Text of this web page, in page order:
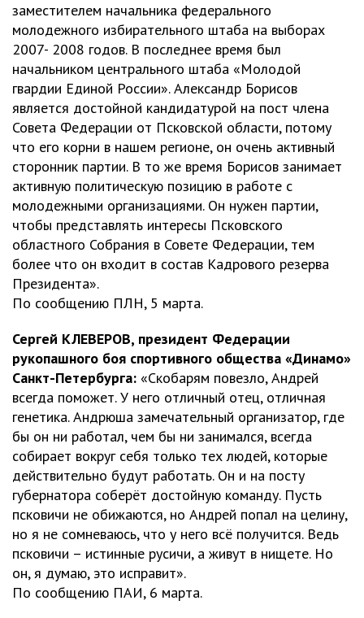
заместителем начальника федерального
молодежного избирательного штаба на выборах
2007- 2008 годов. В последнее время был
начальником центрального штаба «Молодой
гвардии Единой России». Александр Борисов
является достойной кандидатурой на пост члена
Совета Федерации от Псковской области, потому
что его корни в нашем регионе, он очень активный
сторонник партии. В то же время Борисов занимает
активную политическую позицию в работе с
молодежными организациями. Он нужен партии,
чтобы представлять интересы Псковского
областного Собрания в Совете Федерации, тем
более что он входит в состав Кадрового резерва
Президента».
По сообщению ПЛН, 5 марта.
Сергей КЛЕВЕРОВ, президент Федерации
рукопашного боя спортивного общества «Динамо»
Санкт-Петербурга: «Скобарям повезло, Андрей
всегда поможет. У него отличный отец, отличная
генетика. Андрюша замечательный организатор, где
бы он ни работал, чем бы ни занимался, всегда
собирает вокруг себя только тех людей, которые
действительно будут работать. Он и на посту
губернатора соберёт достойную команду. Пусть
псковичи не обижаются, но Андрей попал на целину,
но я не сомневаюсь, что у него всё получится. Ведь
псковичи – истинные русичи, а живут в нищете. Но
он, я думаю, это исправит».
По сообщению ПАИ, 6 марта.